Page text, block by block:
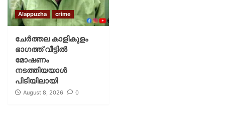
Alappuzha crime
ചേർത്തല കാളികുളം
ഭാഗത്ത് വീട്ടിൽ
മോഷണം
നടത്തിയയാൾ
പിടിയിലായി
August 8, 2026 0